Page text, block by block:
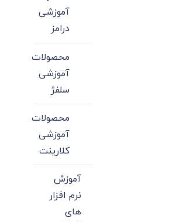
آموزشی
درامز
محصولات
آموزشی
سلفژ
محصولات
آموزشی
کلارینت
آموزش
نرم افزار
های